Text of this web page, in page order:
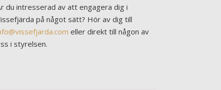
du intresserad av att engagera dig i
på något sätt? Hör av dig till
eller direkt till någon av
i styrelsen.